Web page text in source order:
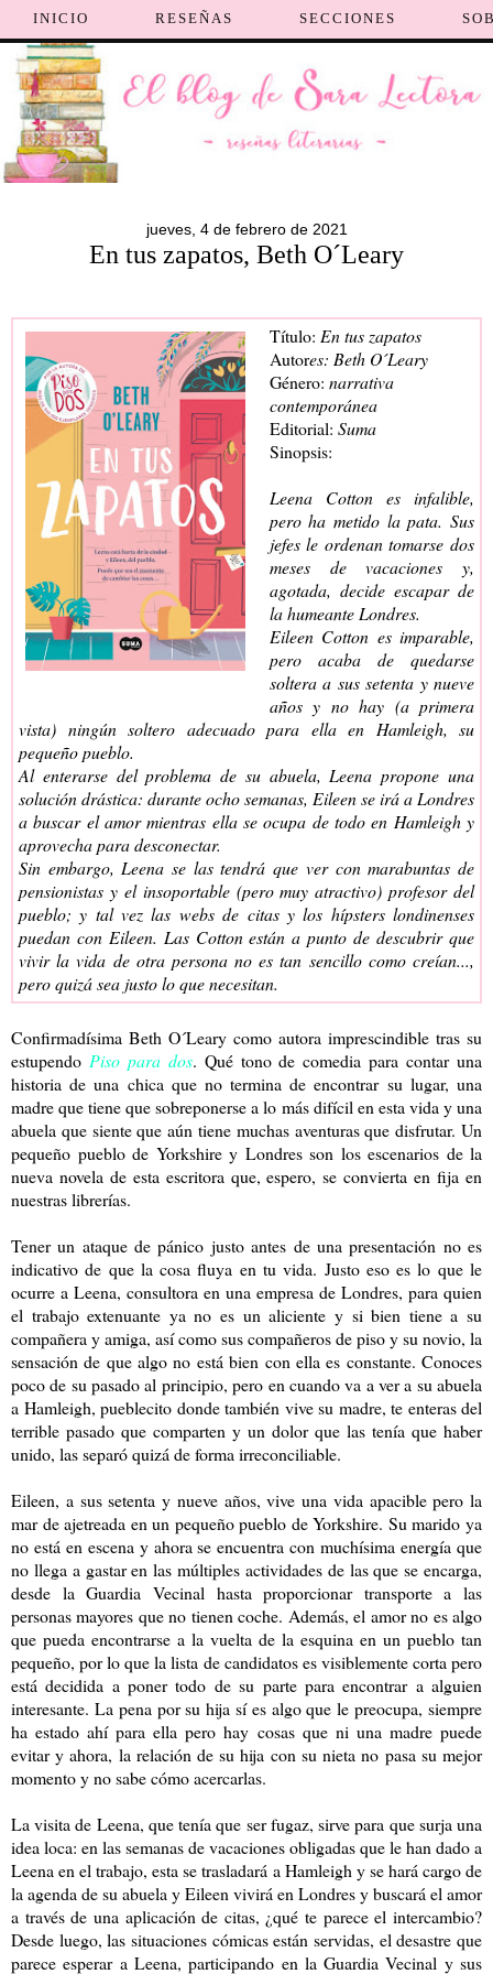
INICIO RESEÑAS SECCIONES
jueves, 4 de febrero de 2021
En tus zapatos, Beth O´Leary
Título: En tus zapatos
Autores: Beth O´Leary
Género: narrativa
contemporánea
Editorial: Suma
Sinopsis:
Leena Cotton es infalible,
pero ha metido la pata. Sus
jefes le ordenan tomarse dos
meses de vacaciones y,
agotada, decide escapar de
la humeante Londres.
Eileen Cotton es imparable,
pero acaba de quedarse
soltera a sus setenta y nueve
años y no hay (a primera
vista) ningún soltero adecuado para ella en Hamleigh, su
pequeño pueblo.
Al enterarse del problema de su abuela, Leena propone una
solución drástica: durante ocho semanas, Eileen se irá a Londres
a buscar el amor mientras ella se ocupa de todo en Hamleigh y
aprovecha para desconectar.
Sin embargo, Leena se las tendrá que ver con marabuntas de
pensionistas y el insoportable (pero muy atractivo) profesor del
pueblo; y tal vez las webs de citas y los hípsters londinenses
puedan con Eileen. Las Cotton están a punto de descubrir que
vivir la vida de otra persona no es tan sencillo como creían...,
pero quizá sea justo lo que necesitan.
Confirmadísima Beth O´Leary como autora imprescindible tras su
estupendo Piso para dos. Qué tono de comedia para contar una
historia de una chica que no termina de encontrar su lugar, una
madre que tiene que sobreponerse a lo más difícil en esta vida y una
abuela que siente que aún tiene muchas aventuras que disfrutar. Un
pequeño pueblo de Yorkshire y Londres son los escenarios de la
nueva novela de esta escritora que, espero, se convierta en fija en
nuestras librerías.
Tener un ataque de pánico justo antes de una presentación no es
indicativo de que la cosa fluya en tu vida. Justo eso es lo que le
ocurre a Leena, consultora en una empresa de Londres, para quien
el trabajo extenuante ya no es un aliciente y si bien tiene a su
compañera y amiga, así como sus compañeros de piso y su novio, la
sensación de que algo no está bien con ella es constante. Conoces
poco de su pasado al principio, pero en cuando va a ver a su abuela
a Hamleigh, pueblecito donde también vive su madre, te enteras del
terrible pasado que comparten y un dolor que las tenía que haber
unido, las separó quizá de forma irreconciliable.
Eileen, a sus setenta y nueve años, vive una vida apacible pero la
mar de ajetreada en un pequeño pueblo de Yorkshire. Su marido ya
no está en escena y ahora se encuentra con muchísima energía que
no llega a gastar en las múltiples actividades de las que se encarga,
desde la Guardia Vecinal hasta proporcionar transporte a las
personas mayores que no tienen coche. Además, el amor no es algo
que pueda encontrarse a la vuelta de la esquina en un pueblo tan
pequeño, por lo que la lista de candidatos es visiblemente corta pero
está decidida a poner todo de su parte para encontrar a alguien
interesante. La pena por su hija sí es algo que le preocupa, siempre
ha estado ahí para ella pero hay cosas que ni una madre puede
evitar y ahora, la relación de su hija con su nieta no pasa su mejor
momento y no sabe cómo acercarlas.
La visita de Leena, que tenía que ser fugaz, sirve para que surja una
idea loca: en las semanas de vacaciones obligadas que le han dado a
Leena en el trabajo, esta se trasladará a Hamleigh y se hará cargo de
la agenda de su abuela y Eileen vivirá en Londres y buscará el amor
a través de una aplicación de citas, ¿qué te parece el intercambio?
Desde luego, las situaciones cómicas están servidas, el desastre que
parece esperar a Leena, participando en la Guardia Vecinal y sus